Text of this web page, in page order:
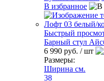
В избранное
Быстрый
Барный стул
6 990 руб. / шт
Размеры:
Ширина см.
38